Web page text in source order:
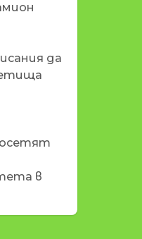
да
в